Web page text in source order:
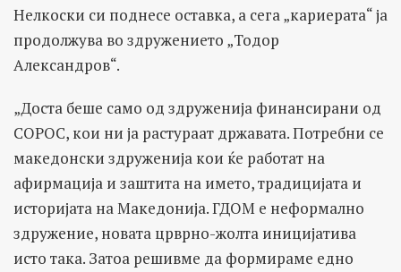
Нелкоски си поднесе оставка, а сега „кариерата“ ја
продолжува во здружението „Тодор
Александров“.
„Доста беше само од здруженија финансирани од
СОРОС, кои ни ја растураат државата. Потребни се
македонски здруженија кои ќе работат на
афирмација и заштита на името, традицијата и
историјата на Македонија. ГДОМ е неформално
здружение, новата црврно-жолта иницијатива
исто така. Затоа решивме да формираме едно